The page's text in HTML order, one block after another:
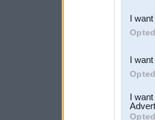
third
I
I
I